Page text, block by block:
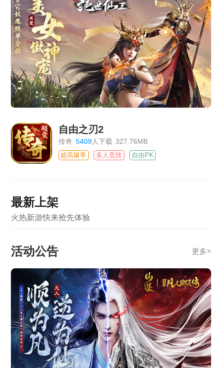
自由之刃2
传奇 5409人下载 327.76MB
超高爆率 多人竞技 自由PK
最新上架
火热新游快来抢先体验
活动公告 更多>